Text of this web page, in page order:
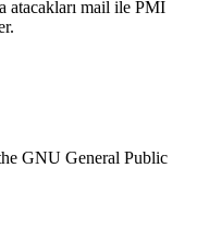
atacakları mail ile PMI
GNU General Public